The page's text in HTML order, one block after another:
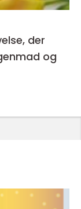
der
og